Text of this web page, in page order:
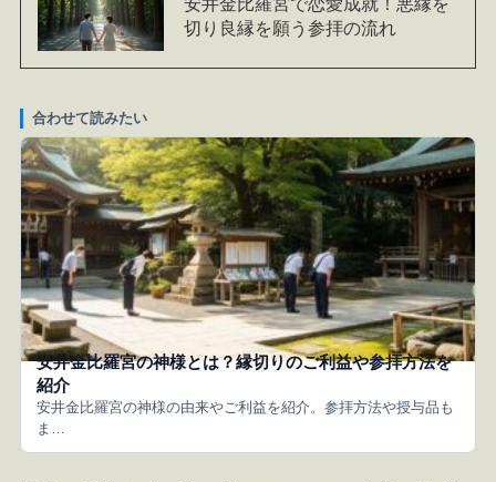
切り良縁を願う参拝の流れ
合わせて読みたい
安井金比羅宮の神様とは？縁切りのご利益や参拝方法を
紹介
安井金比羅宮の神様の由来やご利益を紹介。参拝方法や授与品も
ま…